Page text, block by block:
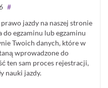
#
jazdy na naszej stronie
egzaminu lub egzaminu
Twoich danych, które w
wprowadzone do
ten sam proces rejestracji,
nauki jazdy.